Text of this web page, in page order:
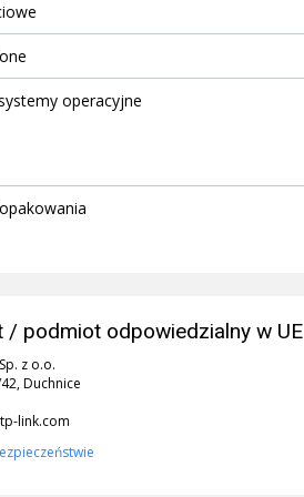
operacyjne
/ podmiot odpowiedzialny w UE
z o.o.
Duchnice
link.com